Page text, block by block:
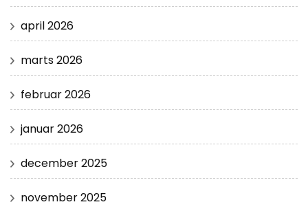
april 2026
marts 2026
februar 2026
januar 2026
december 2025
november 2025